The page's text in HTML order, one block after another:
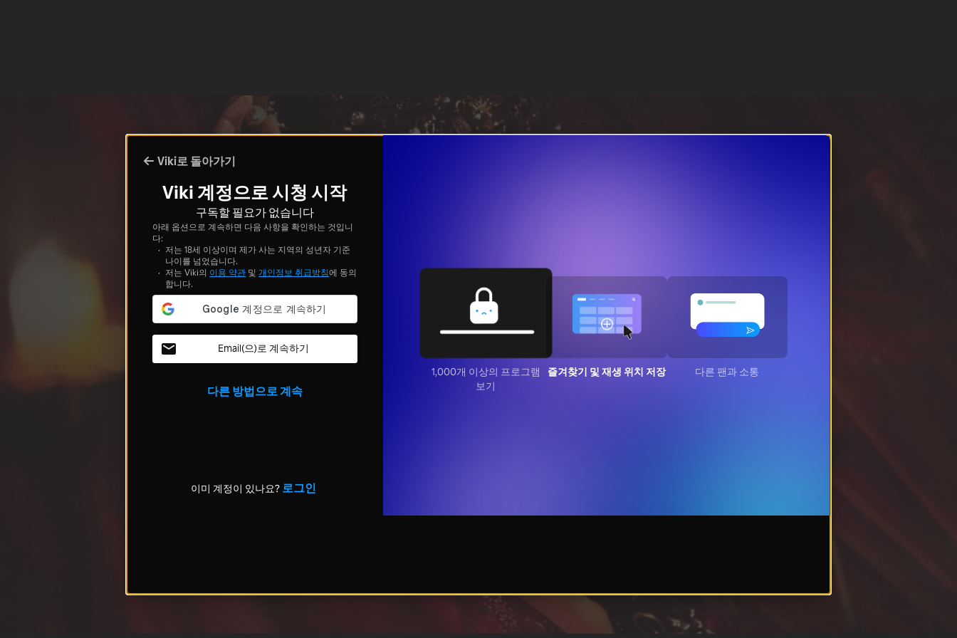
Viki로 돌아가기
Viki 계정으로 시청 시작
구독할 필요가 없습니다
아래 옵션으로 계속하면 다음 사항을 확인하는 것입니
다:
저는 18세 이상이며 제가 사는 지역의 성년자 기준
나이를 넘었습니다.
저는 Viki의 이용 약관 및 개인정보 취급방침에 동의
합니다.
Email(으)로 계속하기
다른 방법으로 계속
이미 계정이 있나요? 로그인
1,000개 이상의 프로그램
보기
즐겨찾기 및 재생 위치 저장 다른 팬과 소통